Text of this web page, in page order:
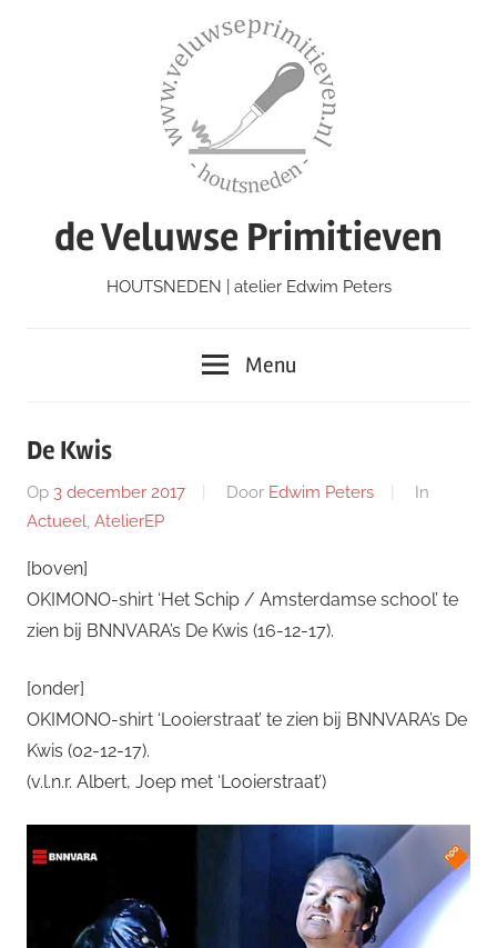
de Veluwse Primitieven
HOUTSNEDEN | atelier Edwim Peters
Menu
De Kwis
Op 3 december 2017 Door Edwim Peters
In
Actueel, AtelierEP
[boven]
OKIMONO-shirt ‘Het Schip / Amsterdamse school’ te
zien bij BNNVARA’s De Kwis (16-12-17).
[onder]
OKIMONO-shirt ‘Looierstraat’ te zien bij BNNVARA’s De
Kwis (02-12-17).
(v.l.n.r. Albert, Joep met ‘Looierstraat’)